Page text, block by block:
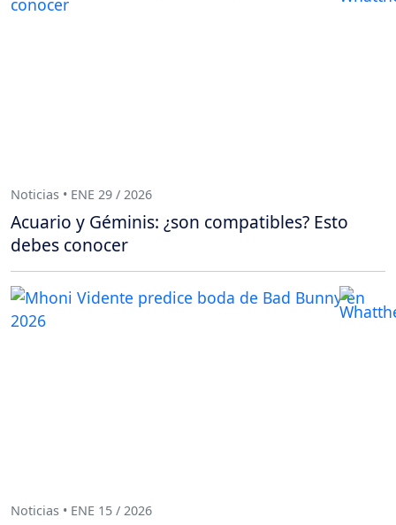
Noticias • ENE 29 / 2026
Acuario y Géminis: ¿son compatibles? Esto
debes conocer
Noticias • ENE 15 / 2026